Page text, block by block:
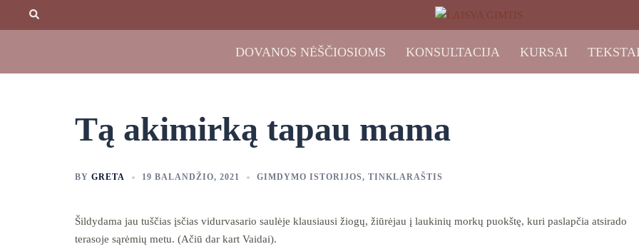
Search
DOVANOS NĖŠČIOSIOMS KONSULTACIJA KURSAI
Tą akimirką tapau mama
BY GRETA 19 BALANDŽIO, 2021 GIMDYMO ISTORIJOS, TINKLARAŠTIS
Šildydama jau tuščias įsčias vidurvasario saulėje klausiausi žiogų, žiūrėjau į laukinių morkų puokštę, kuri paslapčia atsirado
terasoje sąrėmių metu. (Ačiū dar kart Vaidai).